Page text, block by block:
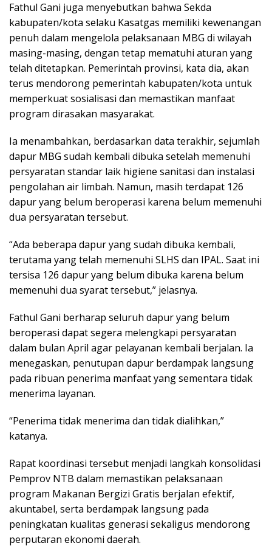
Fathul Gani juga menyebutkan bahwa Sekda
kabupaten/kota selaku Kasatgas memiliki kewenangan
penuh dalam mengelola pelaksanaan MBG di wilayah
masing-masing, dengan tetap mematuhi aturan yang
telah ditetapkan. Pemerintah provinsi, kata dia, akan
terus mendorong pemerintah kabupaten/kota untuk
memperkuat sosialisasi dan memastikan manfaat
program dirasakan masyarakat.
Ia menambahkan, berdasarkan data terakhir, sejumlah
dapur MBG sudah kembali dibuka setelah memenuhi
persyaratan standar laik higiene sanitasi dan instalasi
pengolahan air limbah. Namun, masih terdapat 126
dapur yang belum beroperasi karena belum memenuhi
dua persyaratan tersebut.
“Ada beberapa dapur yang sudah dibuka kembali,
terutama yang telah memenuhi SLHS dan IPAL. Saat ini
tersisa 126 dapur yang belum dibuka karena belum
memenuhi dua syarat tersebut,” jelasnya.
Fathul Gani berharap seluruh dapur yang belum
beroperasi dapat segera melengkapi persyaratan
dalam bulan April agar pelayanan kembali berjalan. Ia
menegaskan, penutupan dapur berdampak langsung
pada ribuan penerima manfaat yang sementara tidak
menerima layanan.
“Penerima tidak menerima dan tidak dialihkan,”
katanya.
Rapat koordinasi tersebut menjadi langkah konsolidasi
Pemprov NTB dalam memastikan pelaksanaan
program Makanan Bergizi Gratis berjalan efektif,
akuntabel, serta berdampak langsung pada
peningkatan kualitas generasi sekaligus mendorong
perputaran ekonomi daerah.